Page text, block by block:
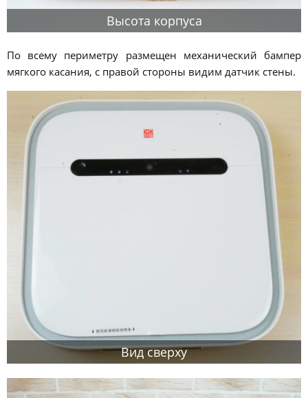
Высота корпуса
По всему периметру размещен механический бампер
мягкого касания, с правой стороны видим датчик стены.
Вид сверху